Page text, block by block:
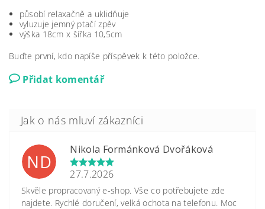
působí relaxačně a uklidňuje
vyluzuje jemný ptačí zpěv
výška 18cm x šířka 10,5cm
Buďte první, kdo napíše příspěvek k této položce.
Přidat komentář
ND
Nikola Formánková Dvořáková
27.7.2026
Skvěle propracovaný e-shop. Vše co potřebujete zde
najdete. Rychlé doručení, velká ochota na telefonu. Moc